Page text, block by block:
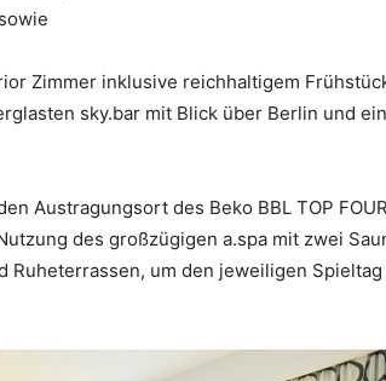
Zimmer inklusive reichhaltigem
sky.bar mit Blick über Berlin und
Austragungsort des Beko BBL TOP
des großzügigen a.spa mit zwei
Ruheterrassen, um den jeweiligen